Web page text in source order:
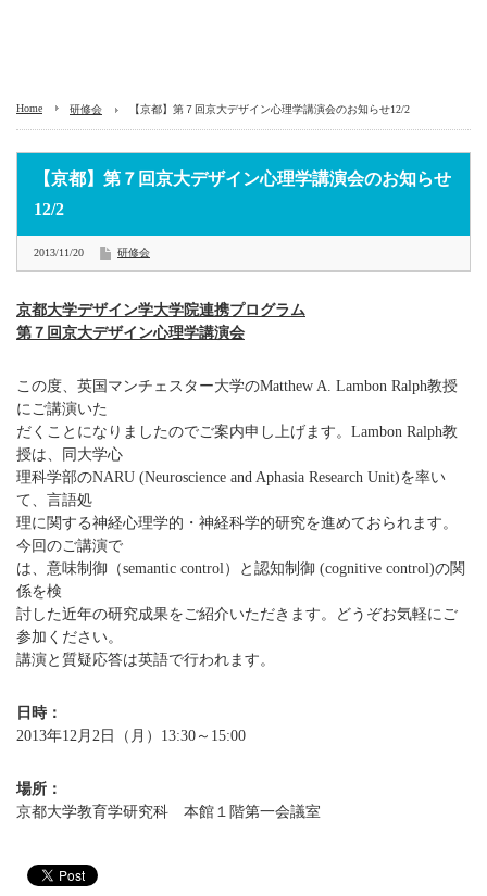
Home 研修会 【京都】第７回京大デザイン心理学講演会のお知らせ12/2
【京都】第７回京大デザイン心理学講演会のお知らせ
12/2
2013/11/20 研修会
京都大学デザイン学大学院連携プログラム
第７回京大デザイン心理学講演会
この度、英国マンチェスター大学のMatthew A. Lambon Ralph教授
にご講演いた
だくことになりましたのでご案内申し上げます。Lambon Ralph教
授は、同大学心
理科学部のNARU (Neuroscience and Aphasia Research Unit)を率い
て、言語処
理に関する神経心理学的・神経科学的研究を進めておられます。
今回のご講演で
は、意味制御（semantic control）と認知制御 (cognitive control)の関
係を検
討した近年の研究成果をご紹介いただきます。どうぞお気軽にご
参加ください。
講演と質疑応答は英語で行われます。
日時：
2013年12月2日（月）13:30～15:00
場所：
京都大学教育学研究科 本館１階第一会議室